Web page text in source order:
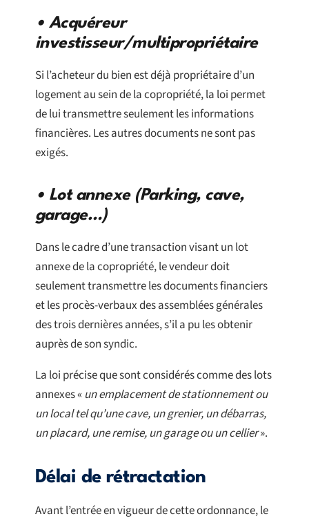
• Acquéreur
investisseur/multipropriétaire
Si l’acheteur du bien est déjà propriétaire d’un
logement au sein de la copropriété, la loi permet
de lui transmettre seulement les informations
financières. Les autres documents ne sont pas
exigés.
• Lot annexe (Parking, cave,
garage…)
Dans le cadre d’une transaction visant un lot
annexe de la copropriété, le vendeur doit
seulement transmettre les documents financiers
et les procès-verbaux des assemblées générales
des trois dernières années, s’il a pu les obtenir
auprès de son syndic.
La loi précise que sont considérés comme des lots
annexes « un emplacement de stationnement ou
un local tel qu’une cave, un grenier, un débarras,
un placard, une remise, un garage ou un cellier».
Délai de rétractation
Avant l’entrée en vigueur de cette ordonnance, le